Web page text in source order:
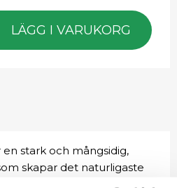
LÄGG I VARUKORG
stark och mångsidig,
skapar det naturligaste